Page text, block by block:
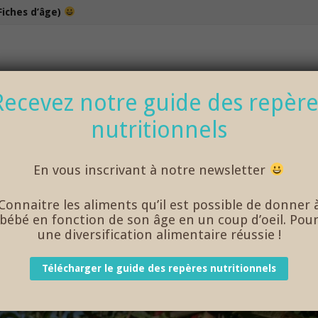
d’âge)
100% bio et de saison… et cela change tout !
FRUITS ET LÉGUMES DE SAISON
notre guide des
nutritionnels
En vous inscrivant à notre newsletter
les aliments qu’il est possible de donner
bébé en fonction de son âge en un coup d’oeil. Pour
une diversification alimentaire réussie !
Télécharger le guide des repères nutritionnels